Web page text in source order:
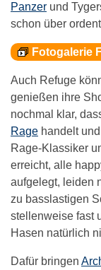
Panzer und
schon über
Fotogalerie
Auch Refuge
genießen ihre
nochmal klar,
Rage handelt
Rage-Klassiker
erreicht, alle
aufgelegt, leiden
zu basslastigen
stellenweise fast
Hasen natürlich
Dafür bringen